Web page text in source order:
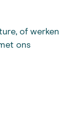
of werken
ons